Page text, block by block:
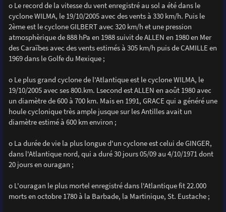
o Le record de la vitesse du vent enregistré au sol a été dans le
cyclone WILMA, le 19/10/2005 avec des vents à 330 km/h. Puis le
2ème est le cyclone GILBERT avec 320 km/h et une pression
atmosphèrique de 888 hPa en 1988 suivit de ALLEN en 1980 en Mer
des Caraïbes avec des vents estimés à 305 km/h puis de CAMILLE en
1969 dans le Golfe du Mexique ;
o Le plus grand cyclone de l'Atlantique est le cyclone WILMA, le
19/10/2005 avec ses 800.km. Lsecond est ALLEN en août 1980 avec
un diamètre de 600 à 700 km. Mais en 1991, GRACE qui a généré une
houle cyclonique très ample jusque sur les Antilles avait un
diamètre estimé à 600 km environ ;
o La durée de vie la plus longue d'un cyclone est celui de GINGER,
dans l'Atlantique nord, qui a duré 30 jours 05/09 au 4/10/1971 dont
20 jours en ouragan ;
o L'ouragan le plus mortel enregistré dans l'Atlantique fit 22.000
morts en octobre 1780 à la Barbade, la Martinique, St. Eustache ;